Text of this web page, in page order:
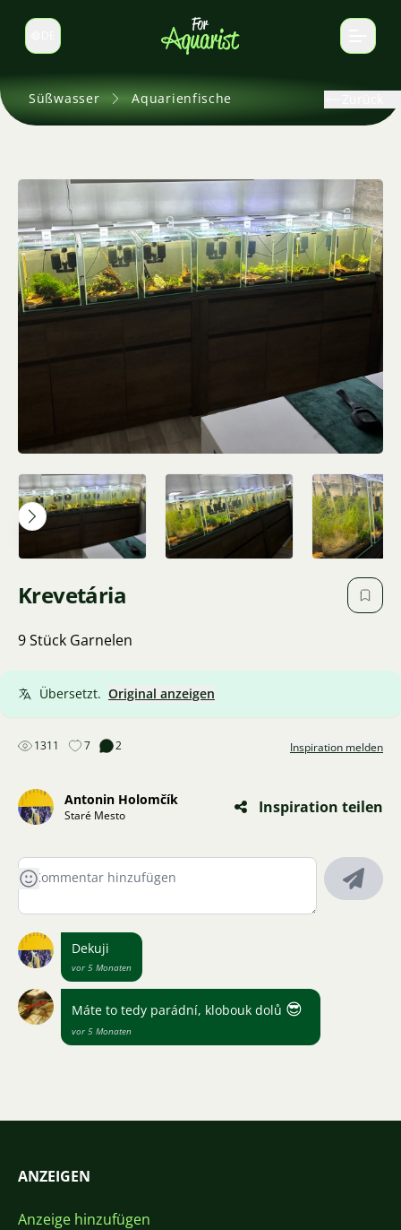
Sprache wechseln
Süßwasser Aquarienfische
Krevetária
9 Stück Garnelen
Übersetzt. Original anzeigen
1311 7 2 Inspiration melden
Antonin Holomčík
Staré Mesto Inspiration teilen
Dekuji
vor 5 Monaten
Máte to tedy parádní, klobouk dolů 😎
vor 5 Monaten
ANZEIGEN
Anzeige hinzufügen